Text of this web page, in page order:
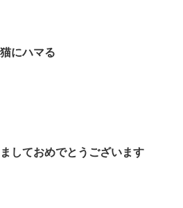
にハマる
しておめでとうございます